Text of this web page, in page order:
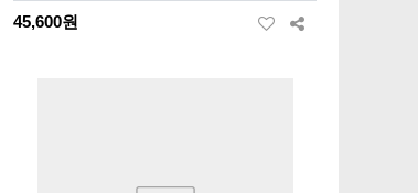
45,600원